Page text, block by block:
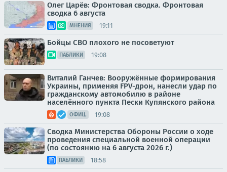
Олег Царёв: Фронтовая сводка. Фронтовая
сводка 6 августа
МНЕНИЯ 19:11
Бойцы СВО плохого не посоветуют
ПАБЛИКИ 19:08
Виталий Ганчев: Вооружённые формирования
Украины, применяя FPV-дрон, нанесли удар по
гражданскому автомобилю в районе
населённого пункта Пески Купянского района
ОФИЦ. 19:08
Сводка Министерства Обороны России о ходе
проведения специальной военной операции
(по состоянию на 6 августа 2026 г.)
ПАБЛИКИ 18:58